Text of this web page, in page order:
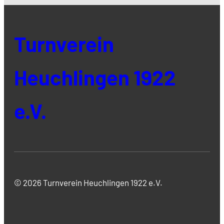
Turnverein
Heuchlingen 1922
e.V.
© 2026 Turnverein Heuchlingen 1922 e.V.